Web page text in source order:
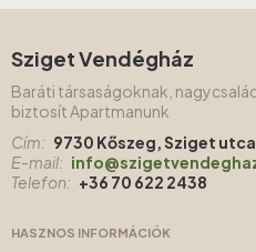
Sziget Vendégház
Baráti társaságoknak,
biztosít Apartmanunk
Cím: 9730 Kőszeg, Sziget
E-mail:
Telefon: +36 70 622 2438
HASZNOS INFORMÁCIÓK